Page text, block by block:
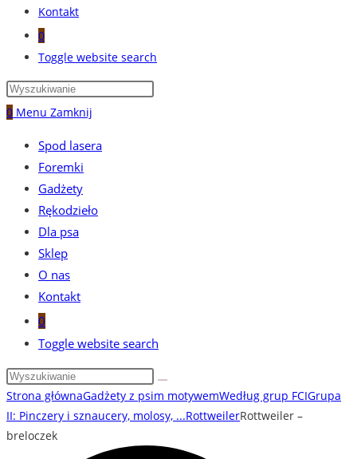
Kontakt
0
Toggle website search
0 Menu Zamknij
Spod lasera
Foremki
Gadżety
Rękodzieło
Dla psa
Sklep
O nas
Kontakt
0
Toggle website search
Strona głównaGadżety z psim motywemWedług grup FCIGrupa
II: Pinczery i sznaucery, molosy, ...RottweilerRottweiler –
breloczek